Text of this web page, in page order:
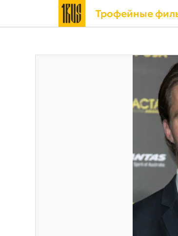
Трофейные